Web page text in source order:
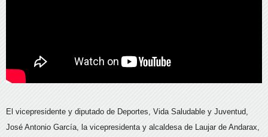
El vicepresidente y diputado de Deportes, Vida Saludable y Juventud,
José Antonio García, la vicepresidenta y alcaldesa de Laujar de Andarax,